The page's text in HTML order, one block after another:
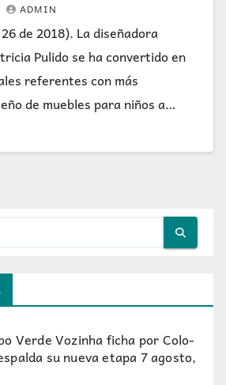
ADMIN
de 2018). La diseñadora
Pulido se ha convertido en
referentes con más
de muebles para niños a…
Verde Vozinha ficha por Colo-
su nueva etapa7 agosto,